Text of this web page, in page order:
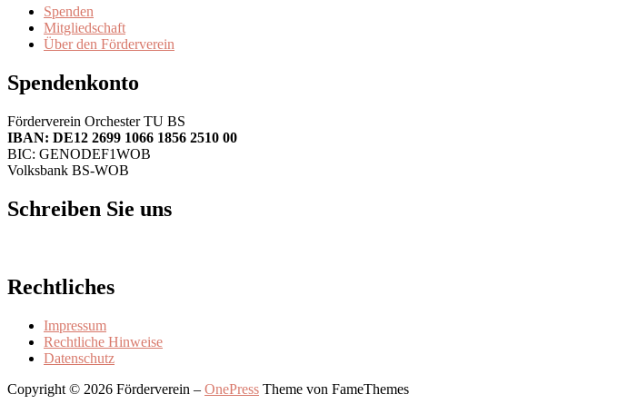
Spenden
Mitgliedschaft
Über den Förderverein
Spendenkonto
Förderverein Orchester TU BS
IBAN: DE12 2699 1066 1856 2510 00
BIC: GENODEF1WOB
Volksbank BS-WOB
Schreiben Sie uns
Rechtliches
Impressum
Rechtliche Hinweise
Datenschutz
Copyright © 2026 Förderverein – OnePress Theme von FameThemes